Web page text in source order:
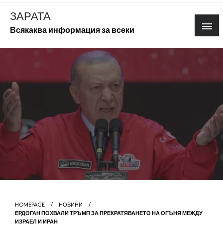
Skip
content
ЗАРАТА
Всякаква информация за всеки
HOMEPAGE
НОВИНИ
ЕРДОГАН ПОХВАЛИ ТРЪМП ЗА ПРЕКРАТЯВАНЕТО НА ОГЪНЯ МЕЖДУ
ИЗРАЕЛ И ИРАН